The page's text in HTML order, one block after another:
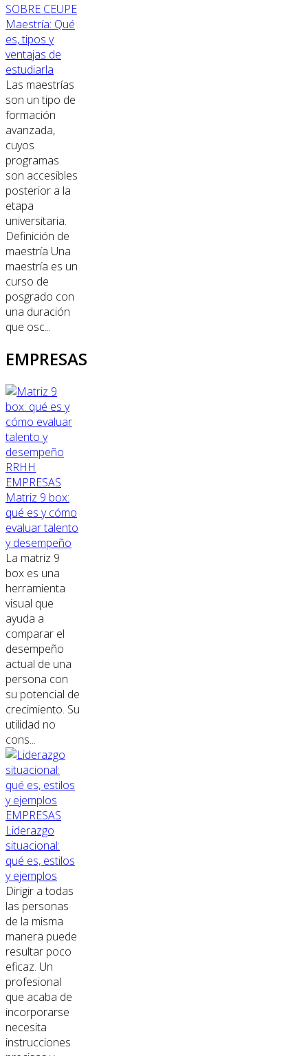
SOBRE CEUPE
Maestría: Qué
es, tipos y
ventajas de
estudiarla
Las maestrías
son un tipo de
formación
avanzada,
cuyos
programas
son accesibles
posterior a la
etapa
universitaria.
Definición de
maestría Una
maestría es un
curso de
posgrado con
una duración
que osc...
EMPRESAS
RRHH
EMPRESAS
Matriz 9 box:
qué es y cómo
evaluar talento
y desempeño
La matriz 9
box es una
herramienta
visual que
ayuda a
comparar el
desempeño
actual de una
persona con
su potencial de
crecimiento. Su
utilidad no
cons...
EMPRESAS
Liderazgo
situacional:
qué es, estilos
y ejemplos
Dirigir a todas
las personas
de la misma
manera puede
resultar poco
eficaz. Un
profesional
que acaba de
incorporarse
necesita
instrucciones